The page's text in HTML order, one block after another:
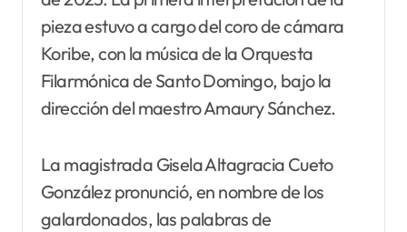
pieza estuvo a cargo del coro de cámara
Koribe, con la música de la Orquesta
Filarmónica de Santo Domingo, bajo la
dirección del maestro Amaury Sánchez.
La magistrada Gisela Altagracia Cueto
González pronunció, en nombre de los
galardonados, las palabras de